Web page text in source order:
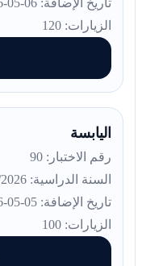
تاريخ الإضافة: 06-05-2026
الزيارات: 120
اليابسة
رقم الاختبار: 90
السنة الدراسية: 2025/2026
تاريخ الإضافة: 05-05-2026
الزيارات: 100